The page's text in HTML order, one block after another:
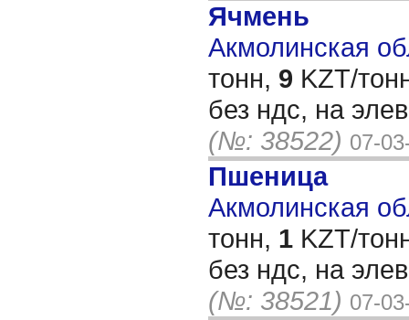
Ячмень
Акмолинская
тонн, 9 KZT/
без ндс, на
(№: 38522) 07-
Пшеница
Акмолинская
тонн, 1 KZT/
без ндс, на
(№: 38521) 07-